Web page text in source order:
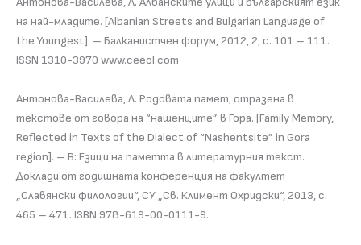
на най-младите. [Albanian Streets and Bulgarian Language of
the Youngest]. – Балканистчен форум, 2012, 2, с. 101 – 111.
ISSN 1310-3970 www.ceeol.com
Антонова-Василева, Л. Родовата памет, отразена в
текстове от говора на “нашенците” в Гора. [Family Memory,
Reflected in Texts of the Dialect of “Nashentsite” in Gora
region]. – В: Езици на паметта в литературния текст.
Доклади от годишната конференция на факултет
„Славянски филологии“, СУ „Св. Климент Охридски“, 2013, с.
465 – 471. ISBN 978-619-00-0111-9.